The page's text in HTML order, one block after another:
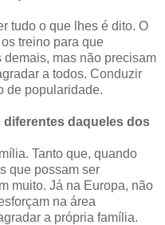
tudo o que lhes é dito. O
treino para que
mas não precisam
a todos. Conduzir
de popularidade.
diferentes daqueles dos
Tanto que, quando
que possam ser
muito. Já na Europa, não
na área
a própria família.